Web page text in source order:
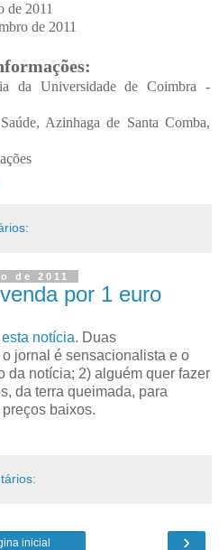
de 2011
de 2011
da Universidade de Coimbra -
Azinhaga de Santa Comba,
de 2011
por 1 euro
esta notícia. Duas
jornal é sensacionalista e o
da notícia; 2) alguém quer fazer
da terra queimada, para
baixos.
›
inicial